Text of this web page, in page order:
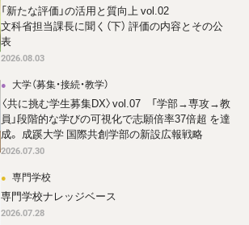
「新たな評価」の活用と質向上 vol.02
文科省担当課長に聞く（下） 評価の内容とその公
表
2026.08.03
大学（募集・接続・教学）
〈共に挑む学生募集DX〉vol.07 「学部→専攻→教
員」段階的な学びの可視化で志願倍率37倍超 を達
成。 成蹊大学 国際共創学部の新設広報戦略
2026.07.30
専門学校
専門学校ナレッジベース
2026.07.28